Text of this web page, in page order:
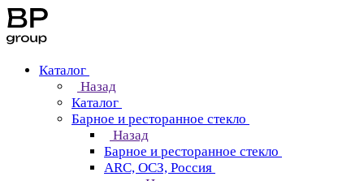
Каталог
Назад
Каталог
Барное и ресторанное стекло
Назад
Барное и ресторанное стекло
ARC, ОСЗ, Россия